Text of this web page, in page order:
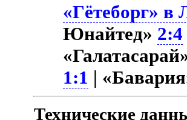
«Гётеборг» в
Юнайтед» 2:4
1:1 |
Технические